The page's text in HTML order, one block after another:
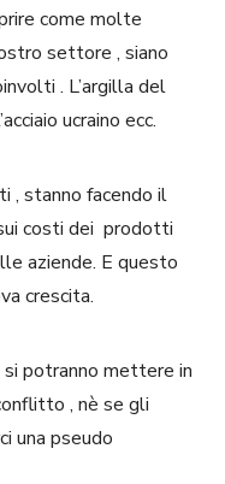
come molte
settore , siano
. L’argilla del
ucraino ecc.
, stanno facendo il
costi dei prodotti
aziende. E questo
crescita.
potranno mettere in
, nè se gli
una pseudo